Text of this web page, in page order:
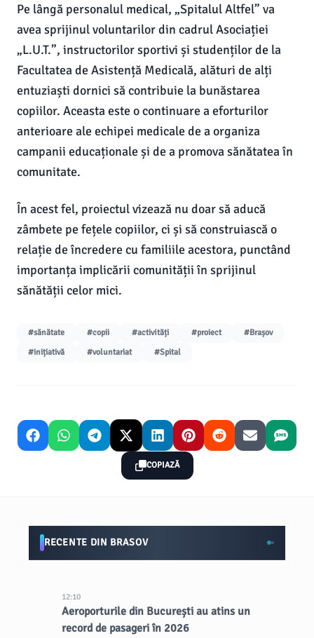
Pe lângă personalul medical, „Spitalul Altfel” va
avea sprijinul voluntarilor din cadrul Asociației
„L.U.T.”, instructorilor sportivi și studenților de la
Facultatea de Asistență Medicală, alături de alți
entuziaști dornici să contribuie la bunăstarea
copiilor. Aceasta este o continuare a eforturilor
anterioare ale echipei medicale de a organiza
campanii educaționale și de a promova sănătatea în
comunitate.
În acest fel, proiectul vizează nu doar să aducă
zâmbete pe fețele copiilor, ci și să construiască o
relație de încredere cu familiile acestora, punctând
importanța implicării comunității în sprijinul
sănătății celor mici.
#sănătate #copii #activități #proiect
#Brașov
#inițiativă
#voluntariat #Spital
COPIAZĂ
RECENTE DIN BRASOV
12:10
Aeroporturile din București au atins un
record de pasageri în 2026